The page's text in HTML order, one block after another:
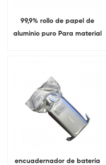
99,9% rollo de papel de
aluminio puro Para material
encuadernador de batería